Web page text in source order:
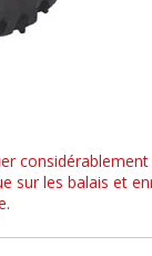
sur les balais et